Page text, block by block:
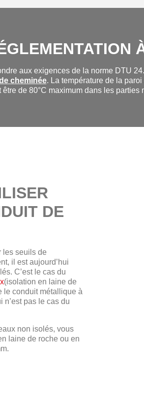
aux exigences de la norme DTU
cheminée. La température de la
de 80°C maximum dans les
DE
les seuils de
il est aujourd’hui
C’est le cas du
(isolation en laine de
le conduit métallique à
pas le cas du
non isolés, vous
laine de roche ou en